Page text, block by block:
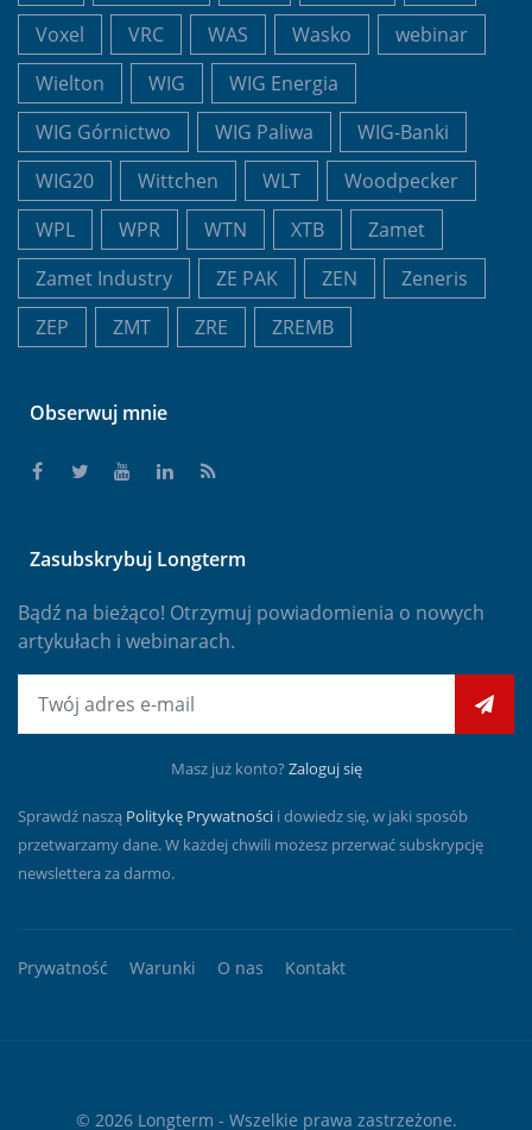
Voxel
VRC WAS Wasko
webinar
Wielton
WIG
WIG Energia
WIG Górnictwo
WIG Paliwa
WIG-Banki
WIG20
Wittchen WLT
Woodpecker
WPL
WPR WTN XTB
Zamet
Zamet Industry
ZE PAK ZEN
Zeneris
ZEP
ZMT ZRE ZREMB
Obserwuj mnie
Zasubskrybuj Longterm
Bądź na bieżąco! Otrzymuj powiadomienia o nowych
artykułach i webinarach.
Masz już konto? Zaloguj się
Sprawdź naszą Politykę Prywatności i dowiedz się, w jaki sposób
przetwarzamy dane. W każdej chwili możesz przerwać subskrypcję
newslettera za darmo.
Prywatność Warunki O nas Kontakt
© 2026 Longterm - Wszelkie prawa zastrzeżone.